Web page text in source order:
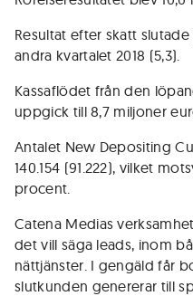
Resultat efter skatt
andra kvartalet 2018 (5,3).
Kassaflödet från den
uppgick till 8,7 miljoner
Antalet New Depositing
140.154 (91.222), vilket
procent.
Catena Medias
det vill säga leads, inom
nättjänster. I gengäld får
slutkunden genererar till